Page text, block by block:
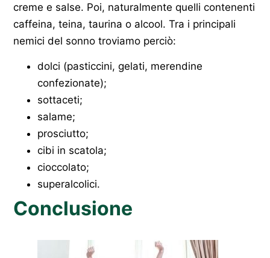
creme e salse. Poi, naturalmente quelli contenenti
caffeina, teina, taurina o alcool. Tra i principali
nemici del sonno troviamo perciò:
dolci (pasticcini, gelati, merendine
confezionate);
sottaceti;
salame;
prosciutto;
cibi in scatola;
cioccolato;
superalcolici.
Conclusione